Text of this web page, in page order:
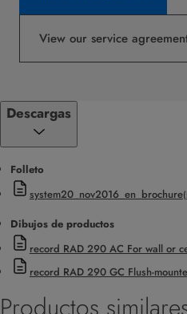
View our service
Descargas
Folleto
system20_nov2016_en_brochure
Dibujos de productos
record RAD 290 AC For wall or
record RAD 290 GC Flush-
Productos